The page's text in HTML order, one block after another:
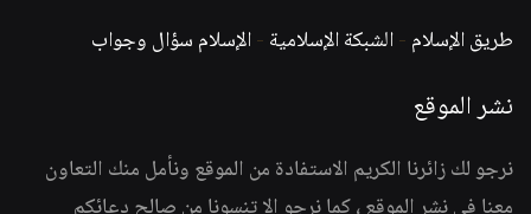
طريق الإسلام -الشبكة الإسلامية -الإسلام سؤال وجواب
نشر الموقع
نرجو لك زائرنا الكريم الاستفادة من الموقع ونأمل منك التعاون